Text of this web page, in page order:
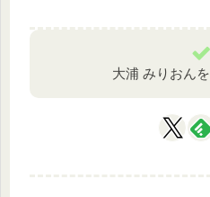
大浦 みりおん